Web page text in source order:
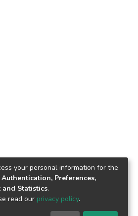
your personal information for the
Authentication, Preferences,
Statistics.
read our privacy policy.